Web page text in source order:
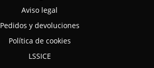
Aviso legal
Pedidos y devoluciones
Política de cookies
LSSICE